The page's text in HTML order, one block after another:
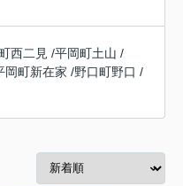
西二見 /平岡町土山 /
岡町新在家 /野口町野口 /